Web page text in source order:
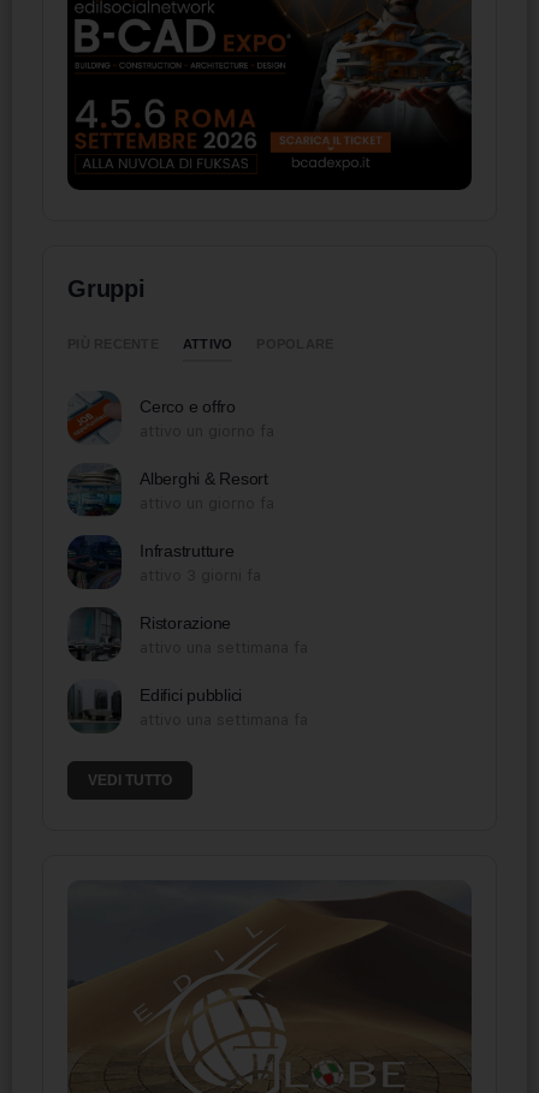
Gruppi
ATTIVO
Cerco e offro
Alberghi & Resort
Infrastrutture
Ristorazione
Edifici pubblici
VEDI TUTTO